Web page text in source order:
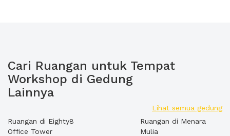
Cari Ruangan untuk Tempat
Workshop di Gedung
Lainnya
Lihat semua gedung
Ruangan di Eighty8
Office Tower
Ruangan di Menara
Mulia